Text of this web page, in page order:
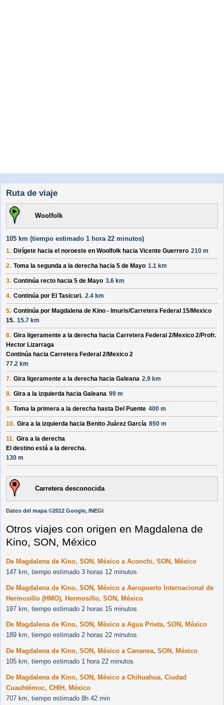
Ruta de viaje
Woolfolk
105 km (tiempo estimado 1 hora 22 minutos)
1. Dirígete hacia el noroeste en Woolfolk hacia Vicente Guerrero 210 m
2. Toma la segunda a la derecha hacia 5 de Mayo 1.1 km
3. Continúa recto hacia 5 de Mayo 3.6 km
4. Continúa por El Tasicuri. 2.4 km
5. Continúa por Magdalena de Kino - Imuris/Carretera Federal 15/Mexico
15. 15.7 km
6. Gira ligeramente a la derecha hacia Carretera Federal 2/Mexico 2/Profr.
Hector Lizarraga
Continúa hacia Carretera Federal 2/Mexico 2
77.2 km
7. Gira ligeramente a la derecha hacia Galeana 2.9 km
8. Gira a la izquierda hacia Galeana 99 m
9. Toma la primera a la derecha hasta Del Puente 400 m
10. Gira a la izquierda hacia Benito Juárez García 850 m
11. Gira a la derecha
El destino está a la derecha.
130 m
Carretera desconocida
Datos del mapa ©2012 Google, INEGI
Otros viajes con origen en Magdalena de
Kino, SON, México
De Magdalena de Kino, SON, México a Aconchi, SON, México
147 km, tiempo estimado 3 horas 12 minutos
De Magdalena de Kino, SON, México a Aeropuerto Internacional de
Hermosillo (HMO), Hermosillo, SON, México
197 km, tiempo estimado 2 horas 15 minutos
De Magdalena de Kino, SON, México a Agua Prieta, SON, México
189 km, tiempo estimado 2 horas 22 minutos
De Magdalena de Kino, SON, México a Cananea, SON, México
105 km, tiempo estimado 1 hora 22 minutos
De Magdalena de Kino, SON, México a Chihuahua, Ciudad
Cuauhtémoc, CHIH, México
707 km, tiempo estimado 8h 42 min